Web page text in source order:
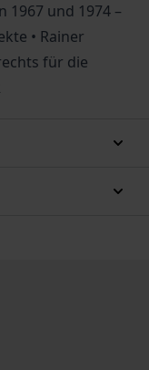
1967 und 1974 –
• Rainer
für die